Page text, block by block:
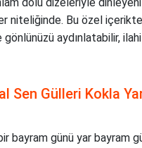
niteliğinde. Bu özel
gönlünüzü aydınlatabilir,
Sen Gülleri Kokla
bayram günü yar bayram